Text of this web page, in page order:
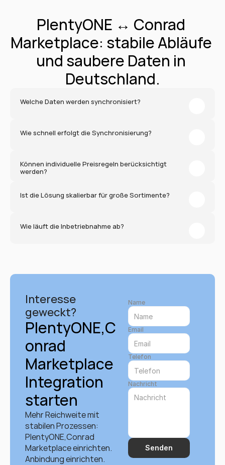
PlentyONE ↔ Conrad
Marketplace: stabile Abläufe
und saubere Daten in
Deutschland.
Welche Daten werden synchronisiert?
Wie schnell erfolgt die Synchronisierung?
Können individuelle Preisregeln berücksichtigt
werden?
Ist die Lösung skalierbar für große Sortimente?
Wie läuft die Inbetriebnahme ab?
Interesse
geweckt?
PlentyONE,C
onrad
Marketplace
Integration
starten
Mehr Reichweite mit
stabilen Prozessen:
PlentyONE,Conrad
Marketplace einrichten.
Anbindung einrichten.
Name
Email
Telefon
Nachricht
Senden